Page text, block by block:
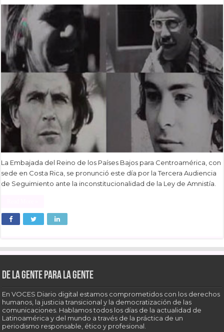
La Embajada del Reino de los Países Bajos para Centroamérica, con
sede en Costa Rica, se pronunció este día por la Tercera Audiencia
de Seguimiento ante la inconstitucionalidad de la Ley de Amnistía.
De la gente para la gente
En VOCES Diario digital estamos comprometidos con los derechos
humanos, la justicia transicional y la democratización de las
comunicaciones. Hablamos todos los días de la actualidad de
Latinoamérica y del mundo a través de la práctica de un
periodismo responsable, ético y profesional.